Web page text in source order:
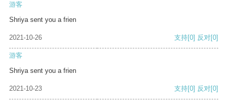
游客
Shriya sent you a frien
2021-10-26 支持[0] 反对[0]
游客
Shriya sent you a frien
2021-10-23 支持[0] 反对[0]